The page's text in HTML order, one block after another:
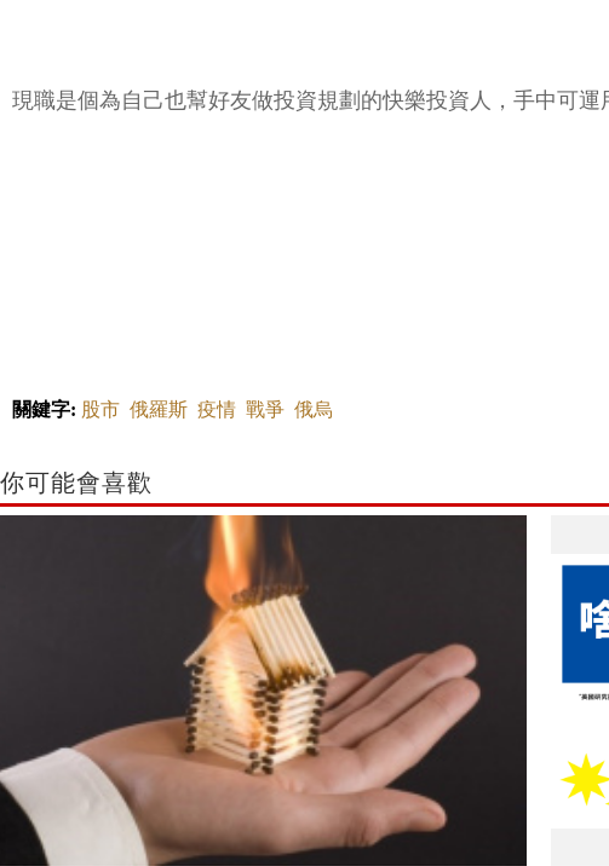
現職是個為自己也幫好友做投資規劃的快樂投資人，手中可
關鍵字: 股市 俄羅斯 疫情 戰爭 俄烏
你可能會喜歡